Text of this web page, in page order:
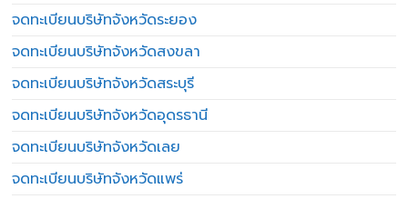
จดทะเบียนบริษัทจังหวัดระยอง
จดทะเบียนบริษัทจังหวัดสงขลา
จดทะเบียนบริษัทจังหวัดสระบุรี
จดทะเบียนบริษัทจังหวัดอุดรธานี
จดทะเบียนบริษัทจังหวัดเลย
จดทะเบียนบริษัทจังหวัดแพร่